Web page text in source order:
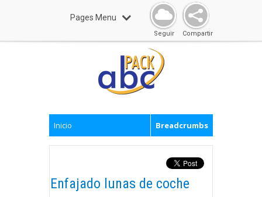
Pages Menu
Compartir
Seguir
Inicio Breadcrumbs
Enfajado lunas de coche